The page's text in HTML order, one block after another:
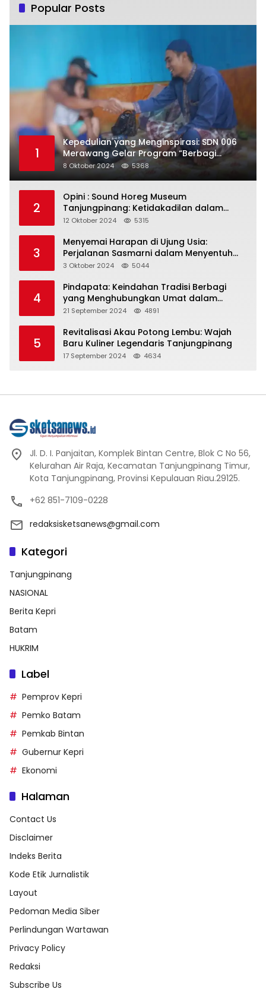
Popular Posts
1
Kepedulian yang Menginspirasi: SDN 006
Merawang Gelar Program “Berbagi
Segenggam Beras”
8 Oktober 2024 5368
2
Opini : Sound Horeg Museum
Tanjungpinang: Ketidakadilan dalam
Representasi
12 Oktober 2024 5315
3
Menyemai Harapan di Ujung Usia:
Perjalanan Sasmarni dalam Menyentuh
Hati dan Jiwa
3 Oktober 2024 5044
4
Pindapata: Keindahan Tradisi Berbagi
yang Menghubungkan Umat dalam
Spiritualitas dan Kebersamaan dalam
21 September 2024 4891
5
Revitalisasi Akau Potong Lembu: Wajah
Baru Kuliner Legendaris Tanjungpinang
17 September 2024 4634
Jl. D. I. Panjaitan, Komplek Bintan Centre, Blok C No 56,
Kelurahan Air Raja, Kecamatan Tanjungpinang Timur,
Kota Tanjungpinang, Provinsi Kepulauan Riau.29125.
+62 851-7109-0228
redaksisketsanews@gmail.com
Kategori
Tanjungpinang
NASIONAL
Berita Kepri
Batam
HUKRIM
Label
Pemprov Kepri
Pemko Batam
Pemkab Bintan
Gubernur Kepri
Ekonomi
Halaman
Contact Us
Disclaimer
Indeks Berita
Kode Etik Jurnalistik
Layout
Pedoman Media Siber
Perlindungan Wartawan
Privacy Policy
Redaksi
Subscribe Us